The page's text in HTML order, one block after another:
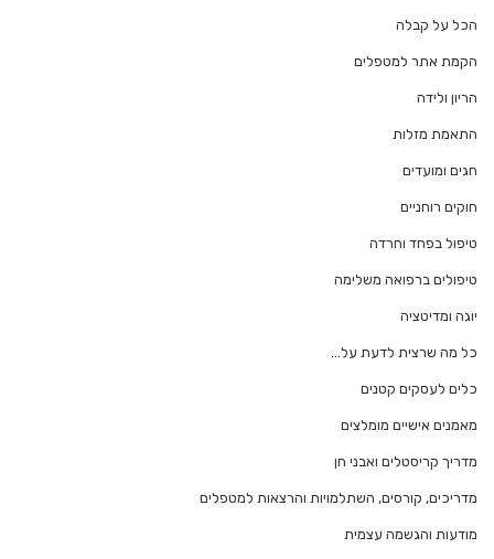
הכל על קבלה
הקמת אתר למטפלים
הריון ולידה
התאמת מזלות
חגים ומועדים
חוקים רוחניים
טיפול בפחד וחרדה
טיפולים ברפואה משלימה
יוגה ומדיטציה
כל מה שרצית לדעת על…
כלים לעסקים קטנים
מאמנים אישיים מומלצים
מדריך קריסטלים ואבני חן
מדריכים, קורסים, השתלמויות והרצאות למטפלים
מודעות והגשמה עצמית